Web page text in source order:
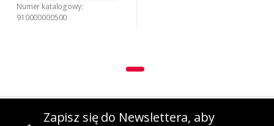
Numer katalogowy:
910000000500
Zapisz się do Newslettera, aby